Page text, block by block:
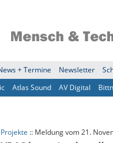
+ Termine Newsletter
Atlas Sound AV Digital
Projekte :: Meldung vom 21.